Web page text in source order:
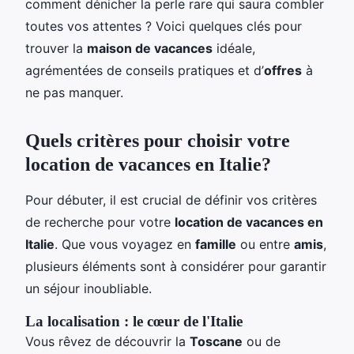
comment dénicher la perle rare qui saura combler
toutes vos attentes ? Voici quelques clés pour
trouver la maison de vacances idéale,
agrémentées de conseils pratiques et d’offres à
ne pas manquer.
Quels critères pour choisir votre
location de vacances en Italie?
Pour débuter, il est crucial de définir vos critères
de recherche pour votre location de vacances en
Italie. Que vous voyagez en famille ou entre amis,
plusieurs éléments sont à considérer pour garantir
un séjour inoubliable.
La localisation : le cœur de l'Italie
Vous rêvez de découvrir la Toscane ou de